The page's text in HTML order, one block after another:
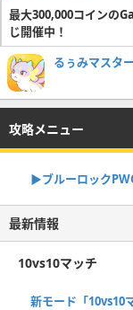
最大300,000コインの
じ開催中！
るぅみマスター
攻略メニュー
▶︎ブルーロック
最新情報
10vs10マッチ
新モード「10vs10